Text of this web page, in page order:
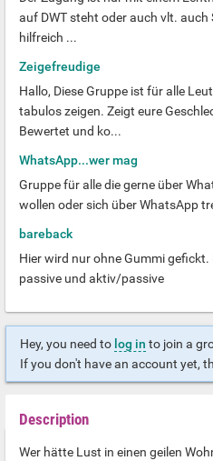
auf DWT steht oder auch vlt.
hilfreich ...
Zeigefreudige
Hallo, Diese Gruppe ist für alle
tabulos zeigen. Zeigt eure
Bewertet und ko...
WhatsApp...wer mag
Gruppe für alle die gerne über
wollen oder sich über WhatsApp
bareback
Hier wird nur ohne Gummi
passive und aktiv/passive
Hey, you need to log in to join a
If you don't have an account yet,
Description
Wer hätte Lust in einen geilen